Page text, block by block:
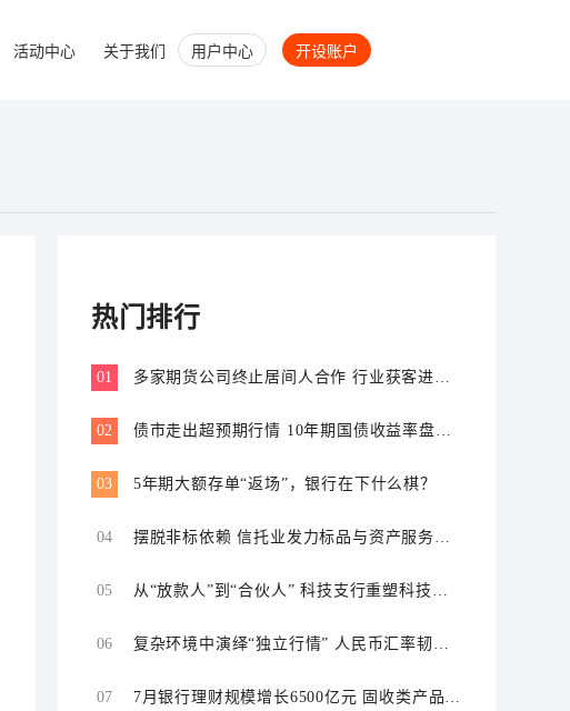
活动中心 关于我们 用户中心 开设账户
热门排行
01
多家期货公司终止居间人合作 行业获客进入
02
债市走出超预期行情 10年期国债收益率盘中
03
5年期大额存单“返场”，银行在下什么棋？
04
摆脱非标依赖 信托业发力标品与资产服务信
05
从“放款人”到“合伙人” 科技支行重塑科技金
06
复杂环境中演绎“独立行情” 人民币汇率韧性
07
7月银行理财规模增长6500亿元 固收类产品仍